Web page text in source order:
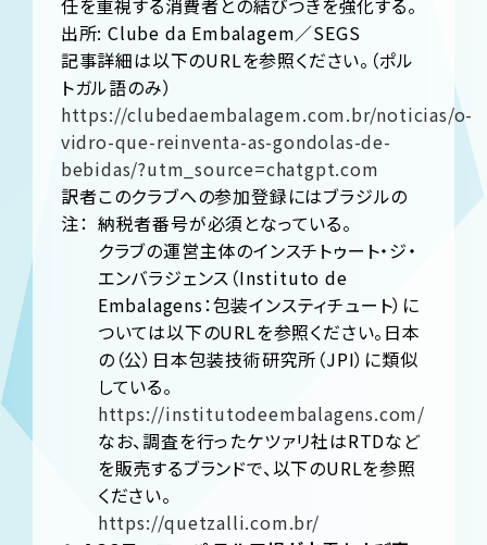
任を重視する消費者との結びつきを強化する。
出所: Clube da Embalagem／SEGS
記事詳細は以下のURLを参照ください。（ポル
トガル語のみ）
https://clubedaembalagem.com.br/noticias/o-
vidro-que-reinventa-as-gondolas-de-
bebidas/?utm_source=chatgpt.com
訳者
注：
このクラブへの参加登録にはブラジルの
納税者番号が必須となっている。
クラブの運営主体のインスチトゥート・ジ・
エンバラジェンス（Instituto de
Embalagens：包装インスティチュート）に
ついては以下のURLを参照ください。日本
の（公）日本包装技術研究所（JPI）に類似
している。
https://institutodeembalagens.com/
なお、調査を行ったケツァリ社はRTDなど
を販売するブランドで、以下のURLを参照
ください。
https://quetzalli.com.br/